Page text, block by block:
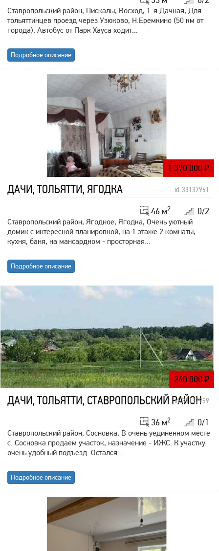
Ставропольский район, Пискалы, Восход, 1-я Дачная, Для
тольяттинцев проезд через Узюково, Н.Еремкино (50 км от
города). Автобус от Парк Хауса ходит...
Подробное описание
1 390 000 ₽
ДАЧИ, ТОЛЬЯТТИ, ЯГОДКА id: 33137961
0/2
46 м2
Ставропольский район, Ягодное, Ягодка, Очень уютный
домик с интересной планировкой, на 1 этаже 2 комнаты,
кухня, баня, на мансардном - просторная...
Подробное описание
240 000 ₽
ДАЧИ, ТОЛЬЯТТИ, СТАВРОПОЛЬСКИЙ РАЙОН
id: 33137959
0/1
36 м2
Ставропольский район, Сосновка, В очень уединенном месте
с. Сосновка продаем участок, назначение - ИЖС. К участку
очень удобный подъезд. Остался...
Подробное описание